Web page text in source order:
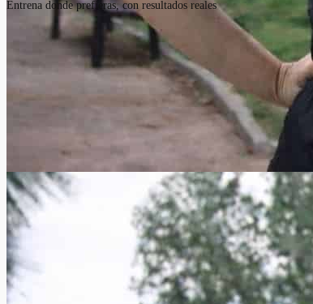
Entrena donde prefieras, con resultados reales